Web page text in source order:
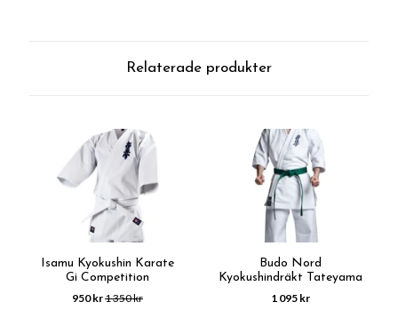
Relaterade produkter
Isamu Kyokushin Karate
Gi Competition
950 kr1 350 kr
Budo Nord
Kyokushindräkt Tateyama
1 095 kr